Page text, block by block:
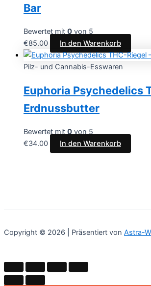
Bar
Bewertet mit 0 von 5
€85.00 In den Warenkorb
Pilz- und Cannabis-Esswaren
Euphoria Psychedelics
Erdnussbutter
Bewertet mit 0 von 5
€34.00 In den Warenkorb
Copyright © 2026 | Präsentiert von Astra-